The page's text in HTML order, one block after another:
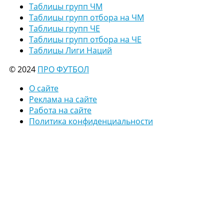
Таблицы групп ЧМ
Таблицы групп отбора на ЧМ
Таблицы групп ЧЕ
Таблицы групп отбора на ЧЕ
Таблицы Лиги Наций
© 2024 ПРО ФУТБОЛ
О сайте
Реклама на сайте
Работа на сайте
Политика конфиденциальности